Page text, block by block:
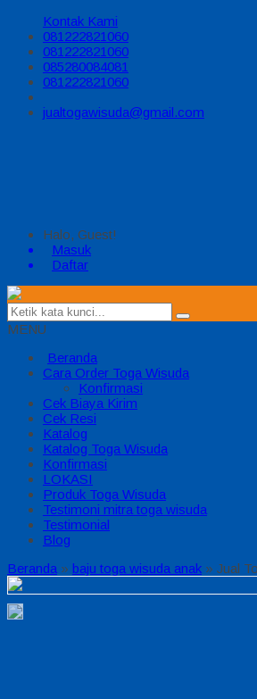
Kontak Kami
081222821060
081222821060
085280084081
081222821060
jualtogawisuda@gmail.com
Halo, Guest!
Masuk
Daftar
MENU
Beranda
Cara Order Toga Wisuda
Konfirmasi
Cek Biaya Kirim
Cek Resi
Katalog
Katalog Toga Wisuda
Konfirmasi
LOKASI
Produk Toga Wisuda
Testimoni mitra toga wisuda
Testimonial
Blog
Beranda » baju toga wisuda anak » Jual